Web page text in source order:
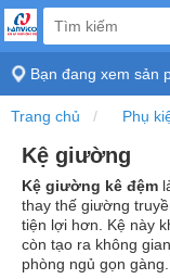
Bạn đang xem sản
Trang chủ Phụ
Kệ giường
Kệ giường kê đệm
thay thế giường
tiện lợi hơn. Kệ này
còn tạo ra không
phòng ngủ gọn gàng.